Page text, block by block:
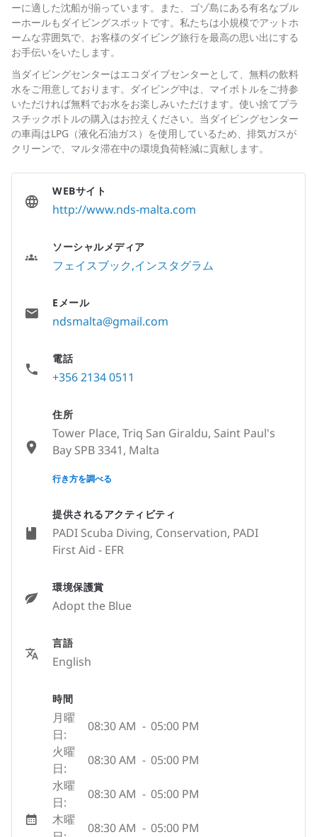
ーに適した沈船が揃っています。また、ゴゾ島にある有名なブル
ーホールもダイビングスポットです。私たちは小規模でアットホ
ームな雰囲気で、お客様のダイビング旅行を最高の思い出にする
お手伝いをいたします。
当ダイビングセンターはエコダイブセンターとして、無料の飲料
水をご用意しております。ダイビング中は、マイボトルをご持参
いただければ無料でお水をお楽しみいただけます。使い捨てプラ
スチックボトルの購入はお控えください。当ダイビングセンター
の車両はLPG（液化石油ガス）を使用しているため、排気ガスが
クリーンで、マルタ滞在中の環境負荷軽減に貢献します。
提供されるアクティビティ
PADI Scuba Diving, Conservation, PADI
First Aid - EFR
環境保護賞
Adopt the Blue
言語
English
時間
月曜
日:
08:30 AM - 05:00 PM
火曜
日:
08:30 AM - 05:00 PM
水曜
日:
08:30 AM - 05:00 PM
木曜
08:30 AM - 05:00 PM
WEBサイト
http://www.nds-malta.com
ソーシャルメディア
フェイスブック インスタグラム
Eメール
ndsmalta@gmail.com
電話
+356 2134 0511
住所
Tower Place, Triq San Giraldu, Saint Paul's
Bay SPB 3341, Malta
None
行き方を調べる